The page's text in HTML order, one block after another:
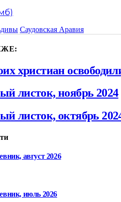
Саудовская Аравия
христиан
листок, ноябрь 2024
листок, октябрь
август 2026
июль 2026